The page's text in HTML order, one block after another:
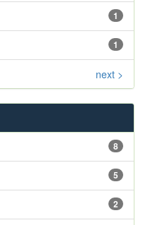
1
1
next >
8
5
2